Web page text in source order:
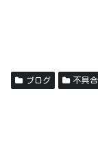
ブログ 不具